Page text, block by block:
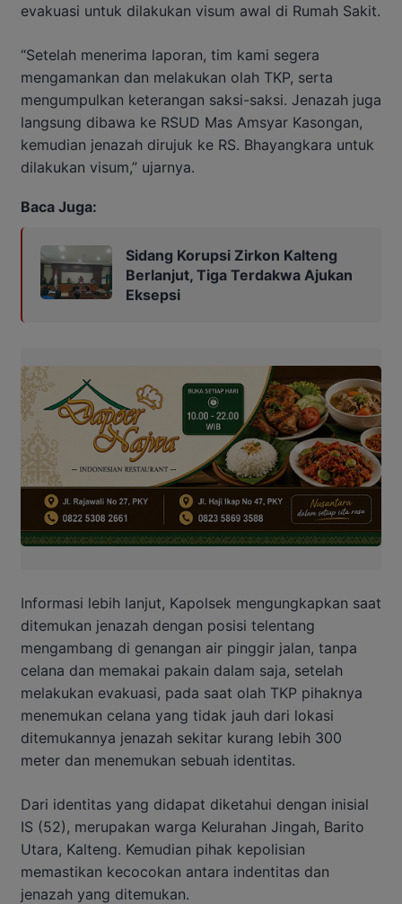
evakuasi untuk dilakukan visum awal di Rumah Sakit.
“Setelah menerima laporan, tim kami segera
mengamankan dan melakukan olah TKP, serta
mengumpulkan keterangan saksi-saksi. Jenazah juga
langsung dibawa ke RSUD Mas Amsyar Kasongan,
kemudian jenazah dirujuk ke RS. Bhayangkara untuk
dilakukan visum,” ujarnya.
Baca Juga:
Sidang Korupsi Zirkon Kalteng
Berlanjut, Tiga Terdakwa Ajukan
Eksepsi
Informasi lebih lanjut, Kapolsek mengungkapkan saat
ditemukan jenazah dengan posisi telentang
mengambang di genangan air pinggir jalan, tanpa
celana dan memakai pakain dalam saja, setelah
melakukan evakuasi, pada saat olah TKP pihaknya
menemukan celana yang tidak jauh dari lokasi
ditemukannya jenazah sekitar kurang lebih 300
meter dan menemukan sebuah identitas.
Dari identitas yang didapat diketahui dengan inisial
IS (52), merupakan warga Kelurahan Jingah, Barito
Utara, Kalteng. Kemudian pihak kepolisian
memastikan kecocokan antara indentitas dan
jenazah yang ditemukan.